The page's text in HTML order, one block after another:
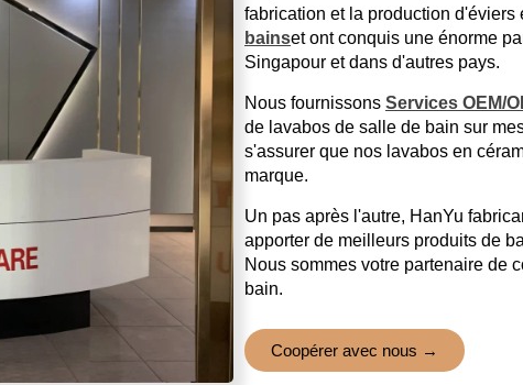
fabrication et la production d'éviers
bainset ont conquis une énorme
Singapour et dans d'autres pays.
Nous fournissons Services OEM/
de lavabos de salle de bain sur
s'assurer que nos lavabos en
marque.
Un pas après l'autre, HanYu
apporter de meilleurs produits de
Nous sommes votre partenaire de
bain.
Coopérer avec nous →